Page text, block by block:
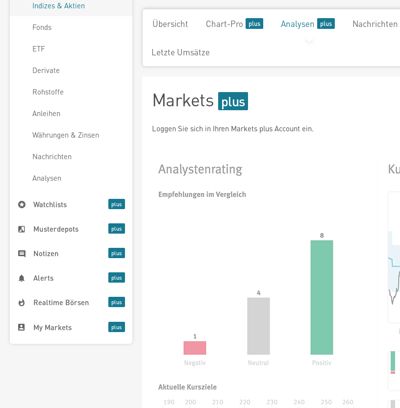
Indizes & Aktien
Fonds
ETF
Derivate
Rohstoffe
Anleihen
Währungen & Zinsen
Nachrichten
Analysen
Watchlists
Musterdepots
Notizen
Alerts
Realtime Börsen
My Markets
Übersicht Chart-Pro Analysen Nachrichten
Letzte Umsätze
Markets
Loggen Sie sich in Ihren Markets plus Account ein.